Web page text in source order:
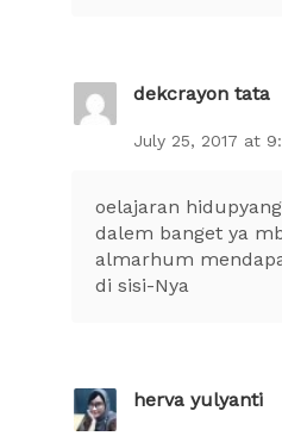
dekcrayon tata
July 25, 2017 at
oelajaran
dalem banget ya
almarhum
di sisi-Nya
herva yulyanti